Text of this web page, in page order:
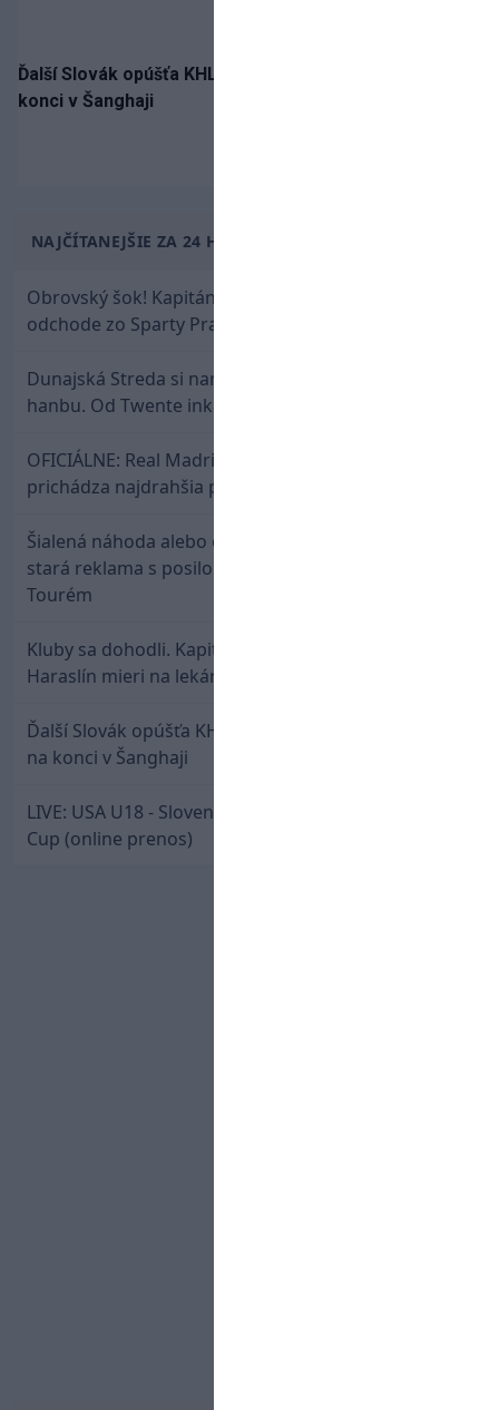
Ďalší Slovák opúšťa KHL. Patrik Rybár sa dohodol na
konci v Šanghaji
NAJČÍTANEJŠIE ZA 24 HODÍN
Obrovský šok! Kapitán Lukáš Haraslín je údajne na
odchode zo Sparty Praha
Dunajská Streda si narobila v Holandsku poriadnu
hanbu. Od Twente inkasovala poltucet
OFICIÁLNE: Real Madrid rozbil bank. Z Lipska
prichádza najdrahšia posila v klubovej histórii
Šialená náhoda alebo osud? Našla sa 11 rokov
stará reklama s posilou Slovana a trénerom
Tourém
Kluby sa dohodli. Kapitán Sparty Praha Lukáš
Haraslín mieri na lekársku prehliadku
Ďalší Slovák opúšťa KHL. Patrik Rybár sa dohodol
na konci v Šanghaji
LIVE: USA U18 - Slovensko U18 / Hlinka-Gretzky
Cup (online prenos)